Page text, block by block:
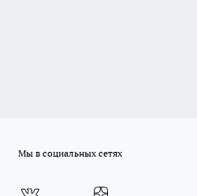
Мы в социальных сетях